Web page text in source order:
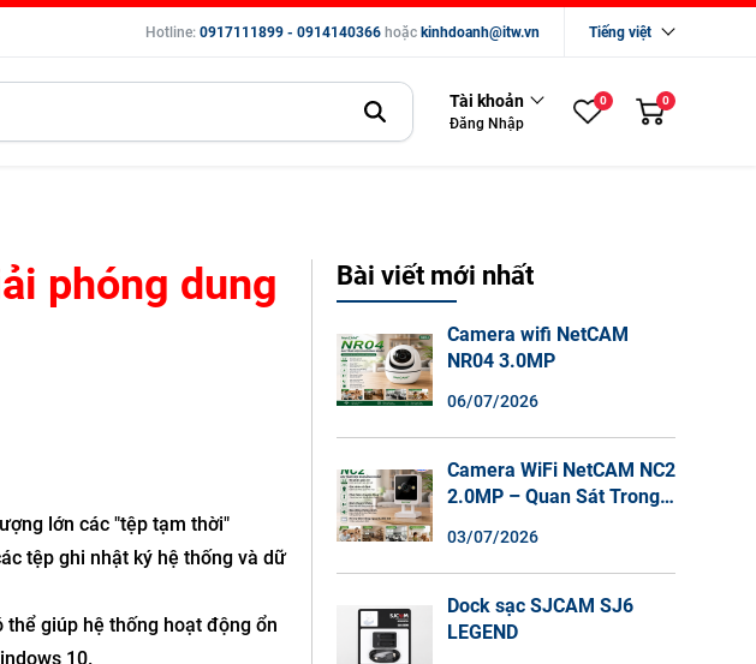
Hotline: 0917111899 - 0914140366 hoặc kinhdoanh@itw.vn Tiếng việt
Tài khoản
Đăng Nhập
0 0
phóng dung
lớn các "tệp tạm thời"
tệp ghi nhật ký hệ thống và dữ
giúp hệ thống hoạt động ổn
10.
Bài viết mới nhất
Camera wifi NetCAM
NR04 3.0MP
06/07/2026
Camera WiFi NetCAM NC2
2.0MP – Quan Sát Trong
Màu Ban Đêm, Đàm Thoại
2 Chiều
03/07/2026
Dock sạc SJCAM SJ6
LEGEND